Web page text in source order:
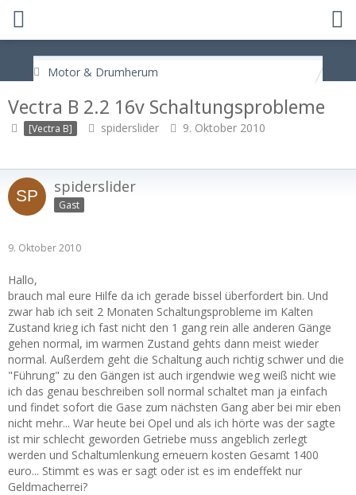
Motor & Drumherum
Vectra B 2.2 16v Schaltungsprobleme
[Vectra B] spiderslider 9. Oktober 2010
spiderslider
Gast
9. Oktober 2010
Hallo,
brauch mal eure Hilfe da ich gerade bissel überfordert bin. Und
zwar hab ich seit 2 Monaten Schaltungsprobleme im Kalten
Zustand krieg ich fast nicht den 1 gang rein alle anderen Gänge
gehen normal, im warmen Zustand gehts dann meist wieder
normal. Außerdem geht die Schaltung auch richtig schwer und die
"Führung" zu den Gängen ist auch irgendwie weg weiß nicht wie
ich das genau beschreiben soll normal schaltet man ja einfach
und findet sofort die Gase zum nächsten Gang aber bei mir eben
nicht mehr... War heute bei Opel und als ich hörte was der sagte
ist mir schlecht geworden Getriebe muss angeblich zerlegt
werden und Schaltumlenkung erneuern kosten Gesamt 1400
euro... Stimmt es was er sagt oder ist es im endeffekt nur
Geldmacherrei?